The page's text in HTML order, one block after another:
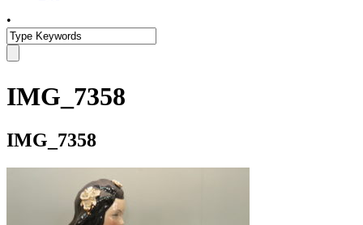
•
IMG_7358
IMG_7358